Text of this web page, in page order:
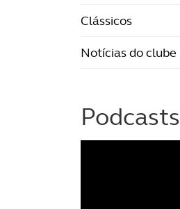
Clássicos
Notícias do clube
Podcasts